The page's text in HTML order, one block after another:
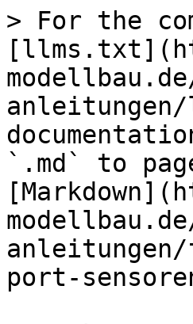
> For the
`.md` to
port-